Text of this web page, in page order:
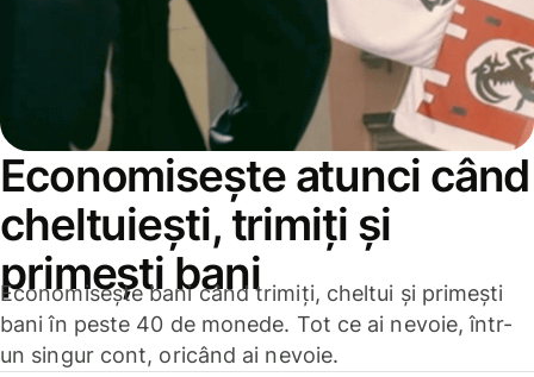
Economisește atunci când
cheltuiești, trimiți și
primești bani
Economisește bani când trimiți, cheltui și primești
bani în peste 40 de monede. Tot ce ai nevoie, într-
un singur cont, oricând ai nevoie.